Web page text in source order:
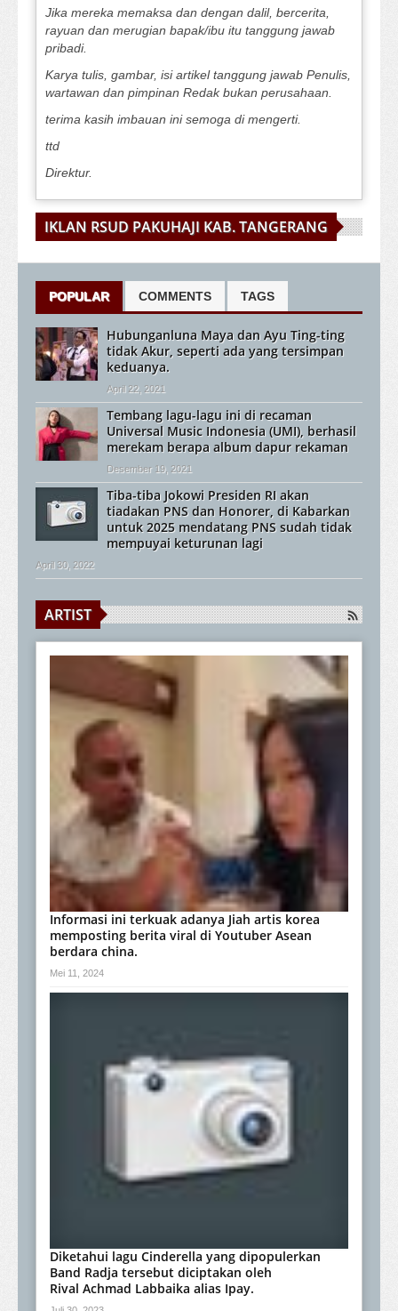
Jika mereka memaksa dan dengan dalil, bercerita,
rayuan dan merugian bapak/ibu itu tanggung jawab
pribadi.
Karya tulis, gambar, isi artikel tanggung jawab Penulis,
wartawan dan pimpinan Redak bukan perusahaan.
terima kasih imbauan ini semoga di mengerti.
ttd
Direktur.
IKLAN RSUD PAKUHAJI KAB. TANGERANG
POPULAR COMMENTS TAGS
Hubunganluna Maya dan Ayu Ting-ting
tidak Akur, seperti ada yang tersimpan
keduanya.
April 22, 2021
Tembang lagu-lagu ini di recaman
Universal Music Indonesia (UMI), berhasil
merekam berapa album dapur rekaman
Desember 19, 2021
Tiba-tiba Jokowi Presiden RI akan
tiadakan PNS dan Honorer, di Kabarkan
untuk 2025 mendatang PNS sudah tidak
mempuyai keturunan lagi
April 30, 2022
ARTIST
Informasi ini terkuak adanya Jiah artis korea
memposting berita viral di Youtuber Asean
berdara china.
Mei 11, 2024
Diketahui lagu Cinderella yang dipopulerkan
Band Radja tersebut diciptakan oleh
Rival Achmad Labbaika alias Ipay.